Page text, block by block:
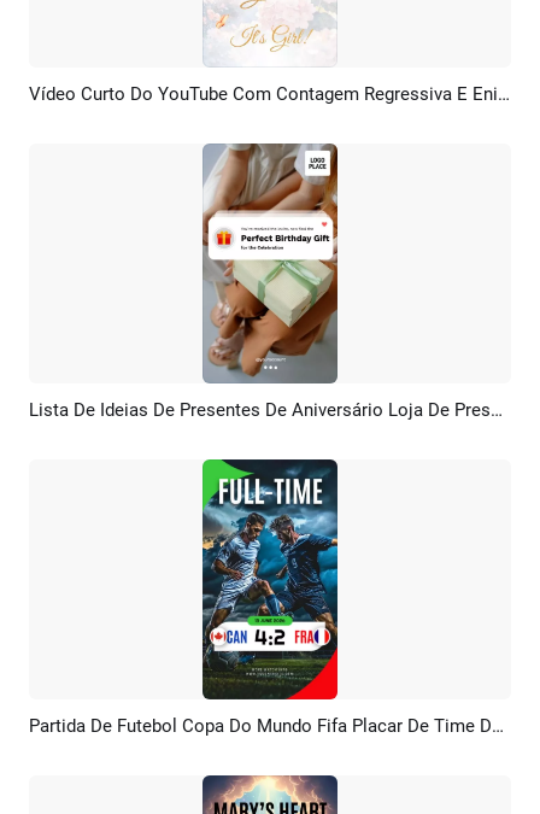
Pré-visualizar Personalizar Vídeo Curto Do YouTube Com Contagem Regressiva E Enigmas Para Revelação Do Sexo Do Bebê Em Estilo Aquarela
Pré-visualizar Criar IA Lista De Ideias De Presentes De Aniversário Loja De Presentes Anúncios Curtos Do YouTube
Pré-visualizar Criar IA Partida De Futebol Copa Do Mundo Fifa Placar De Time De Futebol Pk Youtube Curtas Reel